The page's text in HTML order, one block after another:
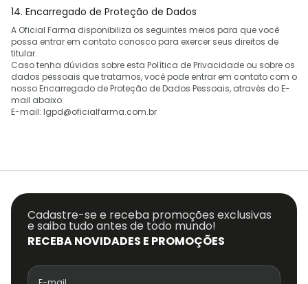
14. Encarregado de Proteção de Dados
A Oficial Farma disponibiliza os seguintes meios para que você
possa entrar em contato conosco para exercer seus direitos de
titular.
Caso tenha dúvidas sobre esta Política de Privacidade ou sobre os
dados pessoais que tratamos, você pode entrar em contato com o
nosso Encarregado de Proteção de Dados Pessoais, através do E-
mail abaixo:
E-mail: lgpd@oficialfarma.com.br
RECEBA NOVIDADES E PROMOÇÕES
Cadastre-se e receba promoções exclusivas
e saiba tudo antes de todo mundo!